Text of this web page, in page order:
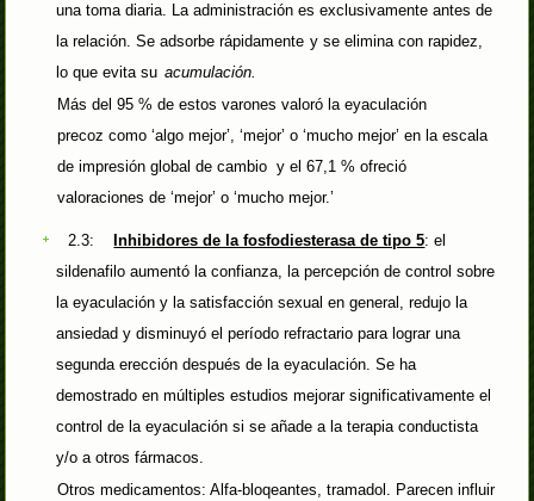
una toma diaria. La administración es exclusivamente antes de
la relación. Se adsorbe rápidamente y se elimina con rapidez,
lo que evita su acumulación.
Más del 95 % de estos varones valoró la eyaculación
precoz como ‘algo mejor’, ‘mejor’ o ‘mucho mejor’ en la escala
de impresión global de cambio y el 67,1 % ofreció
valoraciones de ‘mejor’ o ‘mucho mejor.’
2.3: Inhibidores de la fosfodiesterasa de tipo 5: el
sildenafilo aumentó la confianza, la percepción de control sobre
la eyaculación y la satisfacción sexual en general, redujo la
ansiedad y disminuyó el período refractario para lograr una
segunda erección después de la eyaculación. Se ha
demostrado en múltiples estudios mejorar significativamente el
control de la eyaculación si se añade a la terapia conductista
y/o a otros fármacos.
Otros medicamentos: Alfa-bloqeantes, tramadol. Parecen influir